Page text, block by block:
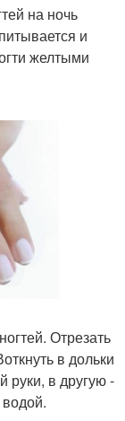
на ночь
и
желтыми
Отрезать
в дольки
руки, в другую -